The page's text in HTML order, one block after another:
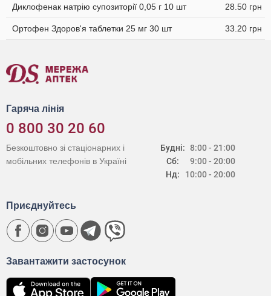
Диклофенак натрію супозиторії 0,05 г 10 шт 28.50 грн
Ортофен Здоров'я таблетки 25 мг 30 шт 33.20 грн
Гаряча лінія
0 800 30 20 60
Будні:
Сб:
Нд:
8:00 - 21:00
9:00 - 20:00
10:00 - 20:00
Безкоштовно зі стаціонарних і
мобільних телефонів в Україні
Завантажити застосунок
Приєднуйтесь